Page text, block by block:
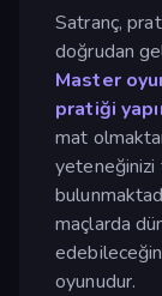
Satranç,
doğrudan
Master
pratiği
mat
maçlarda
oyunudur.